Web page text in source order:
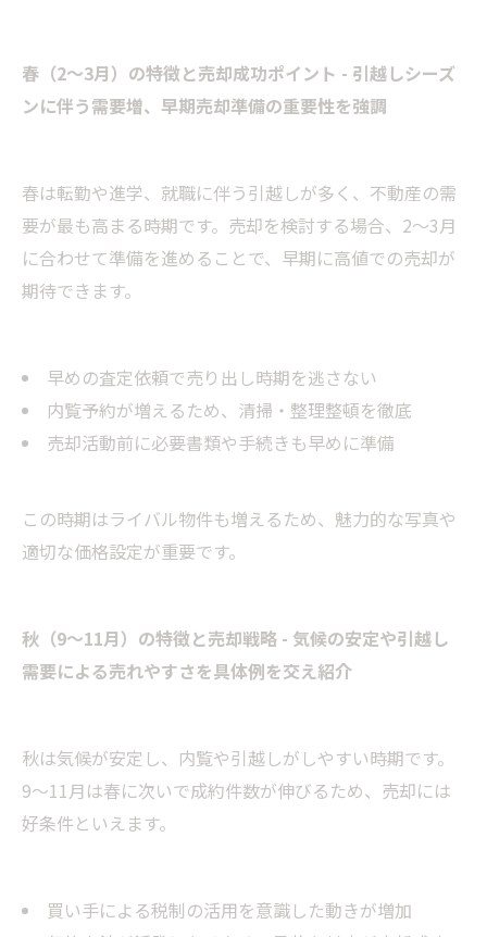
春（2〜3月）の特徴と売却成功ポイント - 引越しシーズ
ンに伴う需要増、早期売却準備の重要性を強調
春は転勤や進学、就職に伴う引越しが多く、不動産の需
要が最も高まる時期です。売却を検討する場合、2〜3月
に合わせて準備を進めることで、早期に高値での売却が
期待できます。
早めの査定依頼で売り出し時期を逃さない
内覧予約が増えるため、清掃・整理整頓を徹底
売却活動前に必要書類や手続きも早めに準備
この時期はライバル物件も増えるため、魅力的な写真や
適切な価格設定が重要です。
秋（9〜11月）の特徴と売却戦略 - 気候の安定や引越し
需要による売れやすさを具体例を交え紹介
秋は気候が安定し、内覧や引越しがしやすい時期です。
9〜11月は春に次いで成約件数が伸びるため、売却には
好条件といえます。
買い手による税制の活用を意識した動きが増加